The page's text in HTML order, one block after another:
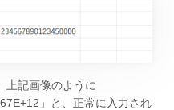
上記画像のように
」と、正常に入力され